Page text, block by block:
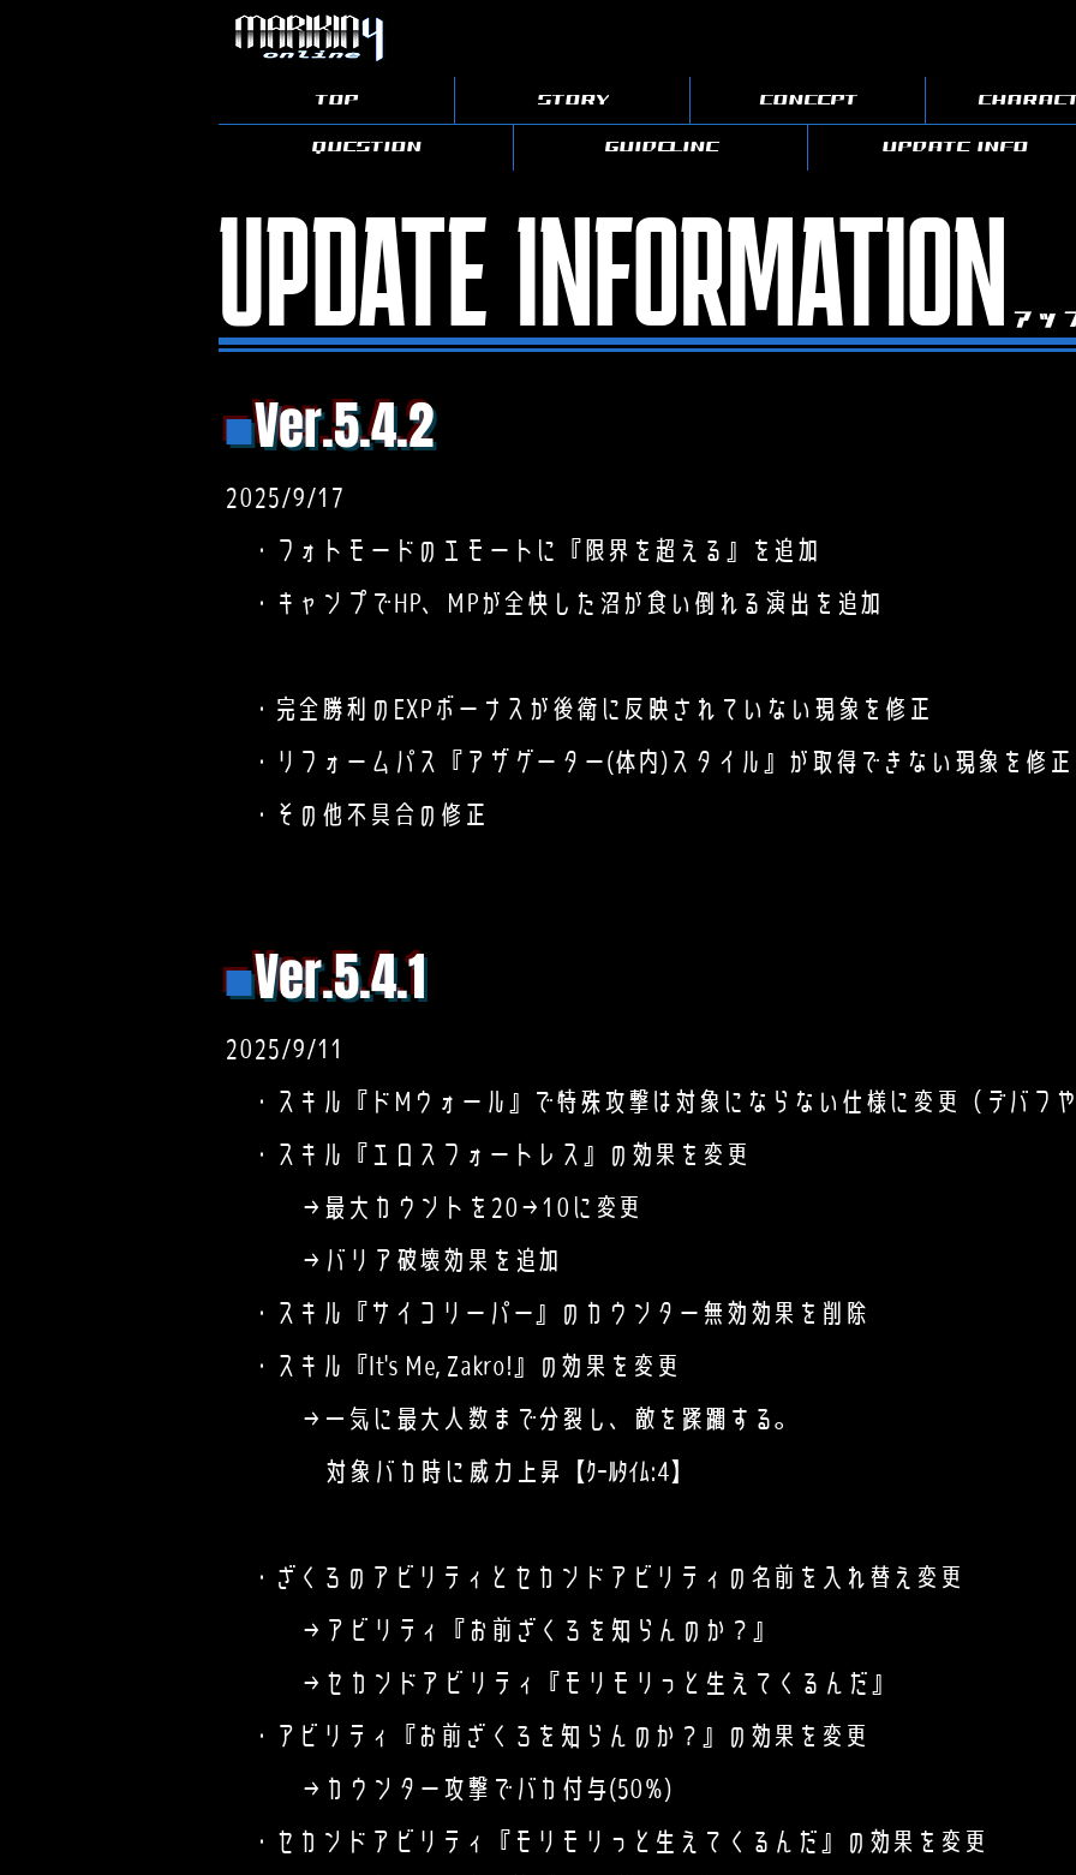
©team MO / Axez presents.
TOP STORY CONCEPT
QUESTION GUIDELINE UPDATE INFO
UPDATE INFORMATION アッ
■Ver.5.4.2
2025/9/17
・フォトモードのエモートに『限界を超える』を追加
・キャンプでHP、MPが全快した沼が食い倒れる演出を追加
・完全勝利のEXPボーナスが後衛に反映されていない現象を修正
・リフォームパス『アザゲーター(体内)スタイル』が取得できない現象を修正
・その他不具合の修正
■Ver.5.4.1
2025/9/11
・スキル『ドMウォール』で特殊攻撃は対象にならない仕様に変更（デバフや
・スキル『エロスフォートレス』の効果を変更
→最大カウントを20→10に変更
→バリア破壊効果を追加
・スキル『サイコリーパー』のカウンター無効効果を削除
・スキル『It's Me, Zakro!』の効果を変更
→一気に最大人数まで分裂し、敵を蹂躙する。
対象バカ時に威力上昇【ｸｰﾙﾀｲﾑ:4】
・ざくろのアビリティとセカンドアビリティの名前を入れ替え変更
→アビリティ『お前ざくろを知らんのか？』
→セカンドアビリティ『モリモリっと生えてくるんだ』
・アビリティ『お前ざくろを知らんのか？』の効果を変更
→カウンター攻撃でバカ付与(50%)
・セカンドアビリティ『モリモリっと生えてくるんだ』の効果を変更